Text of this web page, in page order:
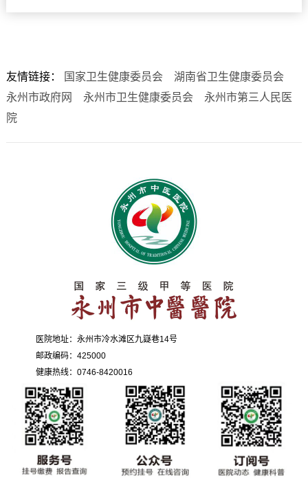
友情链接： 国家卫生健康委员会
湖南省卫生健康委员会
永州市政府网
永州市卫生健康委员会
永州市第三人民医
院
医院地址：永州市冷水滩区九嶷巷14号
邮政编码：425000
健康热线：0746-8420016